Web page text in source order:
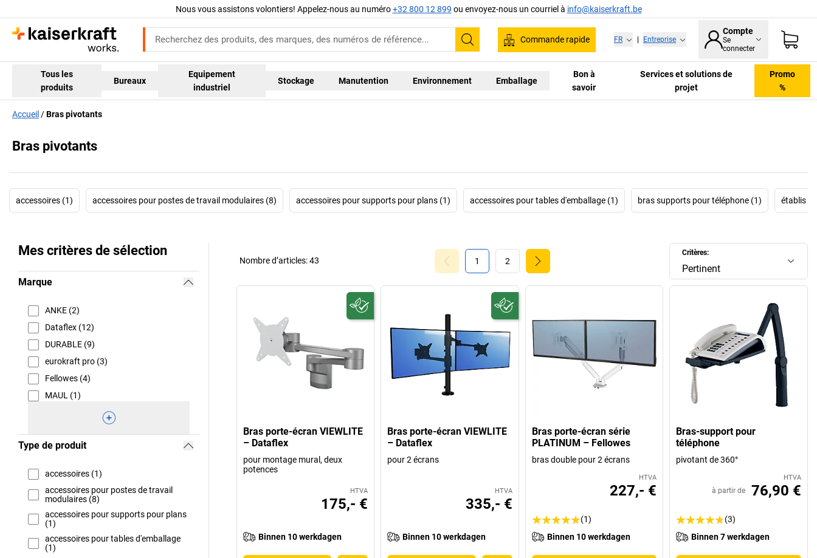
Nous vous assistons volontiers! Appelez-nous au numéro+32 800 12 899 ou envoyez-nous un courriel à info@kaiserkraft.be
Recherche
Commande rapide FR Entreprise
Compte
Se
connecter
Tous les
produits
Bureaux
Equipement
industriel
Stockage Manutention Environnement Emballage
Bon à
savoir
Services et solutions de
projet
Promo
%
Accueil Bras pivotants
Bras pivotants
accessoires (1) accessoires pour postes de travail modulaires (8) accessoires pour supports pour plans (1) accessoires pour tables d'emballage (1) bras supports pour téléphone (1) établis à
Mes critères de sélection
Marque
ANKE (2)
Dataflex (12)
DURABLE (9)
eurokraft pro (3)
Fellowes (4)
MAUL (1)
Type de produit
accessoires (1)
accessoires pour postes de travail
modulaires (8)
accessoires pour supports pour plans
(1)
accessoires pour tables d'emballage
(1)
Critères:
Pertinent
1 2
Nombre d’articles:43
Bras porte-écran VIEWLITE
– Dataflex
pour montage mural, deux
potences
HTVA
175,- €
Binnen 10 werkdagen
Bras porte-écran VIEWLITE
– Dataflex
pour 2 écrans
HTVA
335,- €
Binnen 10 werkdagen
Bras porte-écran série
PLATINUM – Fellowes
bras double pour 2 écrans
HTVA
227,- €
(1)
Binnen 10 werkdagen
Bras-support pour
téléphone
pivotant de 360°
HTVA
à partir de 76,90 €
(3)
Binnen 7 werkdagen